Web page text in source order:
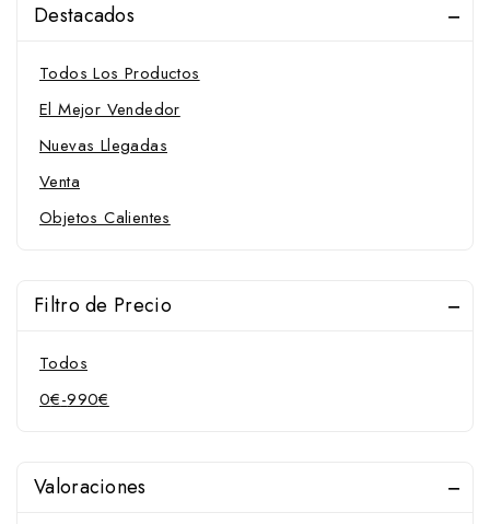
Pilares para muserola
Barbadas
Campanas
Protectores para muserola
Vendas
Chambones
Cinchuelos
Destacados
Todos Los Productos
El Mejor Vendedor
Nuevas Llegadas
Venta
Objetos Calientes
Filtro de Precio
Todos
0€-990€
Valoraciones